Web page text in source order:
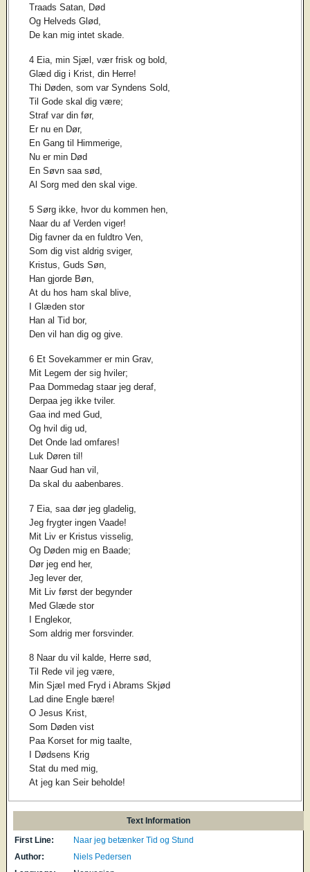
Traads Satan, Død
Og Helveds Glød,
De kan mig intet skade.
4 Eia, min Sjæl, vær frisk og bold,
Glæd dig i Krist, din Herre!
Thi Døden, som var Syndens Sold,
Til Gode skal dig være;
Straf var din før,
Er nu en Dør,
En Gang til Himmerige,
Nu er min Død
En Søvn saa sød,
Al Sorg med den skal vige.
5 Sørg ikke, hvor du kommen hen,
Naar du af Verden viger!
Dig favner da en fuldtro Ven,
Som dig vist aldrig sviger,
Kristus, Guds Søn,
Han gjorde Bøn,
At du hos ham skal blive,
I Glæden stor
Han al Tid bor,
Den vil han dig og give.
6 Et Sovekammer er min Grav,
Mit Legem der sig hviler;
Paa Dommedag staar jeg deraf,
Derpaa jeg ikke tviler.
Gaa ind med Gud,
Og hvil dig ud,
Det Onde lad omfares!
Luk Døren til!
Naar Gud han vil,
Da skal du aabenbares.
7 Eia, saa dør jeg gladelig,
Jeg frygter ingen Vaade!
Mit Liv er Kristus visselig,
Og Døden mig en Baade;
Dør jeg end her,
Jeg lever der,
Mit Liv først der begynder
Med Glæde stor
I Englekor,
Som aldrig mer forsvinder.
8 Naar du vil kalde, Herre sød,
Til Rede vil jeg være,
Min Sjæl med Fryd i Abrams Skjød
Lad dine Engle bære!
O Jesus Krist,
Som Døden vist
Paa Korset for mig taalte,
I Dødsens Krig
Stat du med mig,
At jeg kan Seir beholde!
Text Information
First Line:
Naar jeg betænker Tid og Stund
Author:
Niels Pedersen